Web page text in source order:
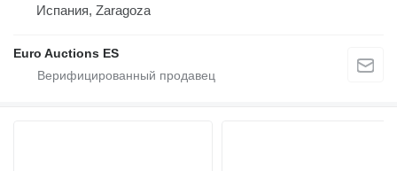
Испания, Zaragoza
Euro Auctions ES